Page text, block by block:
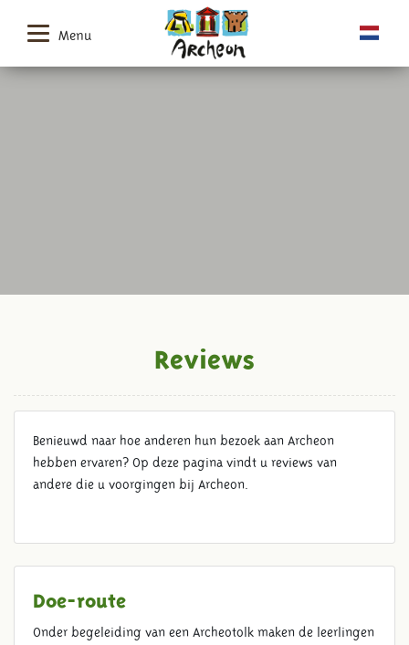
Menu
Reviews
Benieuwd naar hoe anderen hun bezoek aan Archeon
hebben ervaren? Op deze pagina vindt u reviews van
andere die u voorgingen bij Archeon.
Doe-route
Onder begeleiding van een Archeotolk maken de leerlingen